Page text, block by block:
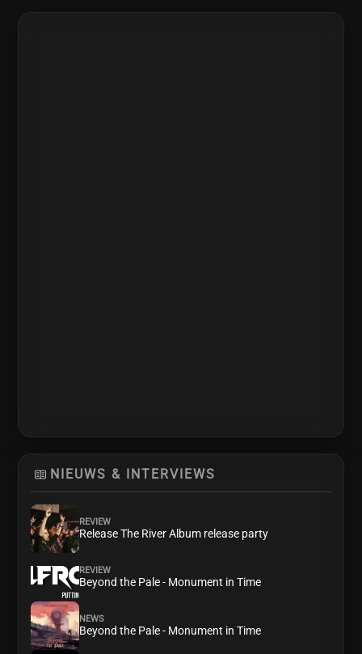
NIEUWS & INTERVIEWS
REVIEW
Release The River Album release party
REVIEW
Beyond the Pale - Monument in Time
NEWS
Beyond the Pale - Monument in Time